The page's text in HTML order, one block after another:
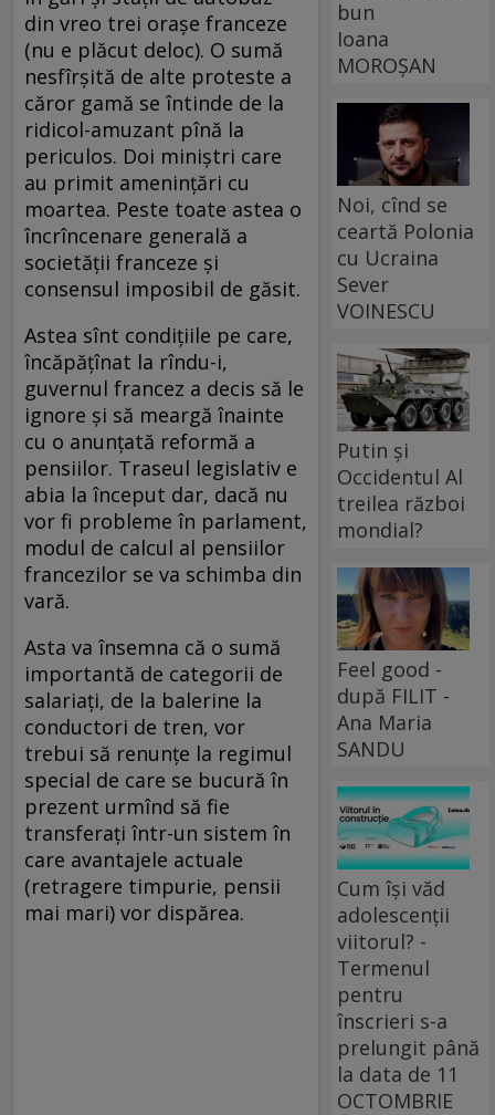
din vreo trei orașe franceze
(nu e plăcut deloc). O sumă
nesfîrșită de alte proteste a
căror gamă se întinde de la
ridicol-amuzant pînă la
periculos. Doi miniștri care
au primit amenințări cu
moartea. Peste toate astea o
încrîncenare generală a
societății franceze și
consensul imposibil de găsit.
Astea sînt condițiile pe care,
încăpățînat la rîndu-i,
guvernul francez a decis să le
ignore și să meargă înainte
cu o anunțată reformă a
pensiilor. Traseul legislativ e
abia la început dar, dacă nu
vor fi probleme în parlament,
modul de calcul al pensiilor
francezilor se va schimba din
vară.
Asta va însemna că o sumă
importantă de categorii de
salariați, de la balerine la
conductori de tren, vor
trebui să renunțe la regimul
special de care se bucură în
prezent urmînd să fie
transferați într-un sistem în
care avantajele actuale
(retragere timpurie, pensii
mai mari) vor dispărea.
bun
Ioana
MOROȘAN
Noi, cînd se
ceartă Polonia
cu Ucraina
Sever
VOINESCU
Putin și
Occidentul Al
treilea război
mondial?
Feel good -
după FILIT -
Ana Maria
SANDU
Cum își văd
adolescenții
viitorul? -
Termenul
pentru
înscrieri s-a
prelungit până
la data de 11
OCTOMBRIE